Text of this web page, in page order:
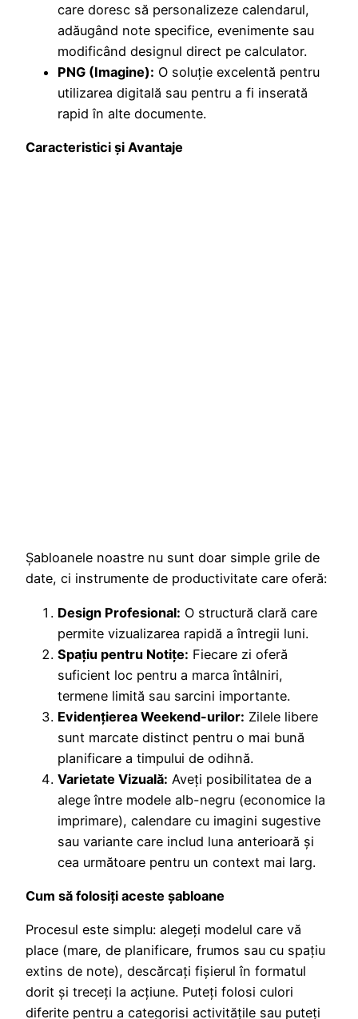
care doresc să personalizeze calendarul,
adăugând note specifice, evenimente sau
modificând designul direct pe calculator.
PNG (Imagine): O soluție excelentă pentru
utilizarea digitală sau pentru a fi inserată
rapid în alte documente.
Caracteristici și Avantaje
Șabloanele noastre nu sunt doar simple grile de
date, ci instrumente de productivitate care oferă:
Design Profesional: O structură clară care
permite vizualizarea rapidă a întregii luni.
Spațiu pentru Notițe: Fiecare zi oferă
suficient loc pentru a marca întâlniri,
termene limită sau sarcini importante.
Evidențierea Weekend-urilor: Zilele libere
sunt marcate distinct pentru o mai bună
planificare a timpului de odihnă.
Varietate Vizuală: Aveți posibilitatea de a
alege între modele alb-negru (economice la
imprimare), calendare cu imagini sugestive
sau variante care includ luna anterioară și
cea următoare pentru un context mai larg.
Cum să folosiți aceste șabloane
Procesul este simplu: alegeți modelul care vă
place (mare, de planificare, frumos sau cu spațiu
extins de note), descărcați fișierul în formatul
dorit și treceți la acțiune. Puteți folosi culori
diferite pentru a categorisi activitățile sau puteți